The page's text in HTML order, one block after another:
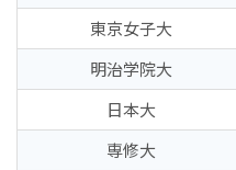
東京女子大
明治学院大
日本大
専修大